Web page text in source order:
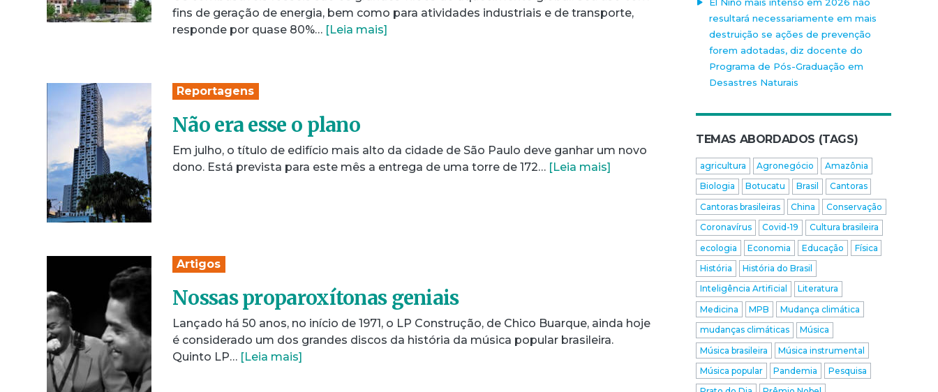
fins de geração de energia, bem como para atividades industriais e de transporte,
responde por quase 80%… [Leia mais]
Reportagens
Não era esse o plano
Em julho, o título de edifício mais alto da cidade de São Paulo deve ganhar um novo
dono. Está prevista para este mês a entrega de uma torre de 172… [Leia mais]
Artigos
Nossas proparoxítonas geniais
Lançado há 50 anos, no início de 1971, o LP Construção, de Chico Buarque, ainda hoje
é considerado um dos grandes discos da história da música popular brasileira.
Quinto LP… [Leia mais]
resultará necessariamente em mais
destruição se ações de prevenção
forem adotadas, diz docente do
Programa de Pós-Graduação em
Desastres Naturais
TEMAS ABORDADOS (TAGS)
agricultura Agronegócio
Amazônia
Biologia
Botucatu Brasil
Cantoras
Cantoras brasileiras
China
Conservação
Coronavírus
Covid-19
Cultura brasileira
ecologia
Economia Educação
Física
História
História do Brasil
Inteligência Artificial
Literatura
Medicina
MPB
Mudança climática
mudanças climáticas
Música
Música brasileira
Música instrumental
Música popular
Pandemia
Pesquisa